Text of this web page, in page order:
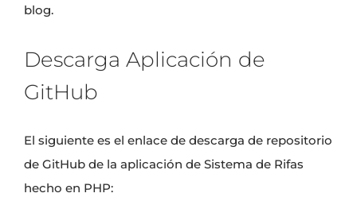
blog.
Descarga Aplicación de
GitHub
El siguiente es el enlace de descarga de repositorio
de GitHub de la aplicación de Sistema de Rifas
hecho en PHP: